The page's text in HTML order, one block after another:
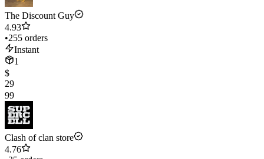
The Discount Guy
4.93
•255 orders
Instant
1
$
29
99
Clash of clan store
4.76